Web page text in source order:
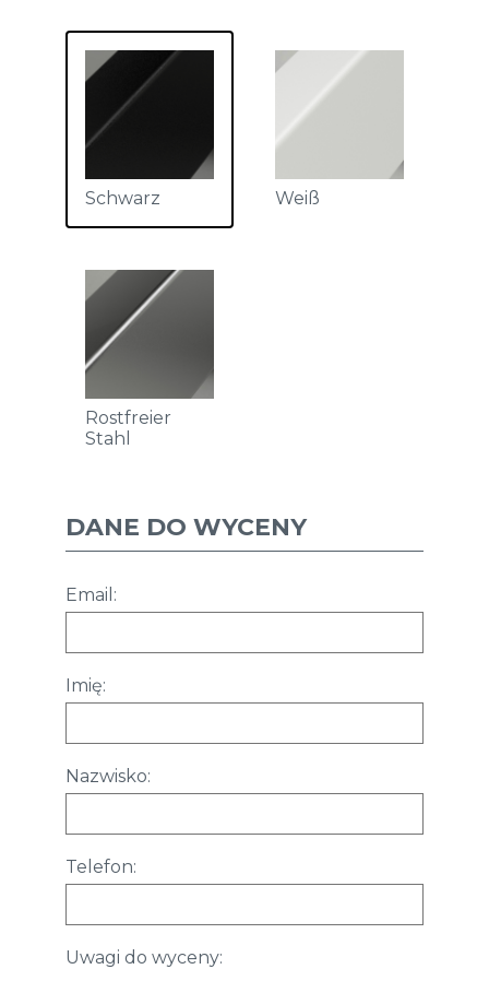
Schwarz Weiß
Rostfreier
Stahl
DANE DO WYCENY
Email:
Imię:
Nazwisko:
Telefon:
Uwagi do wyceny: